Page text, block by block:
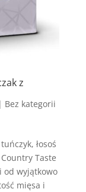
z
kategorii
łosoś
Taste
od wyjątkowo
mięsa i